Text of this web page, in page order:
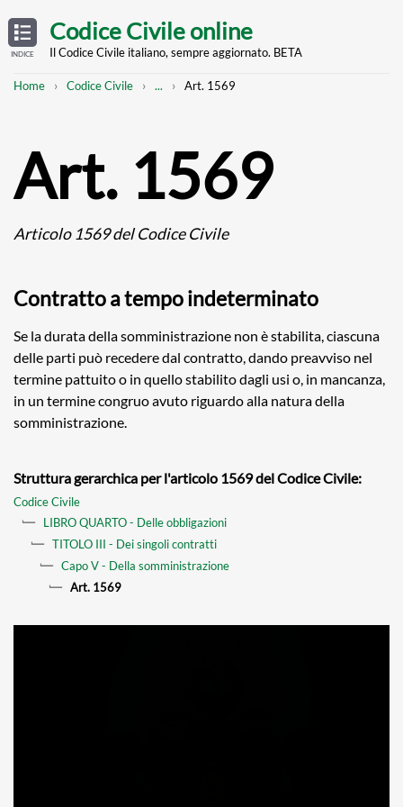
TABLE
OF
CONTENTS
INDICE
main
Codice Civile online
Il Codice Civile italiano, sempre aggiornato. BETA
Breadcrumb
Home Codice Civile
Mostra
... Art. 1569
Art. 1569
Articolo 1569 del Codice Civile
Contratto a tempo indeterminato
Se la durata della somministrazione non è stabilita, ciascuna
delle parti può recedere dal contratto, dando preavviso nel
termine pattuito o in quello stabilito dagli usi o, in mancanza,
in un termine congruo avuto riguardo alla natura della
somministrazione.
Struttura gerarchica per l'articolo 1569 del Codice Civile:
Codice Civile
LIBRO QUARTO - Delle obbligazioni
TITOLO III - Dei singoli contratti
Capo V - Della somministrazione
Art. 1569